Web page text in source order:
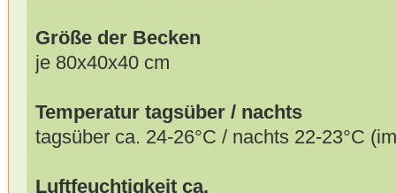
Größe der Becken
je 80x40x40 cm
Temperatur tagsüber / nachts
tagsüber ca. 24-26°C / nachts 22-23°C
Luftfeuchtigkeit ca.